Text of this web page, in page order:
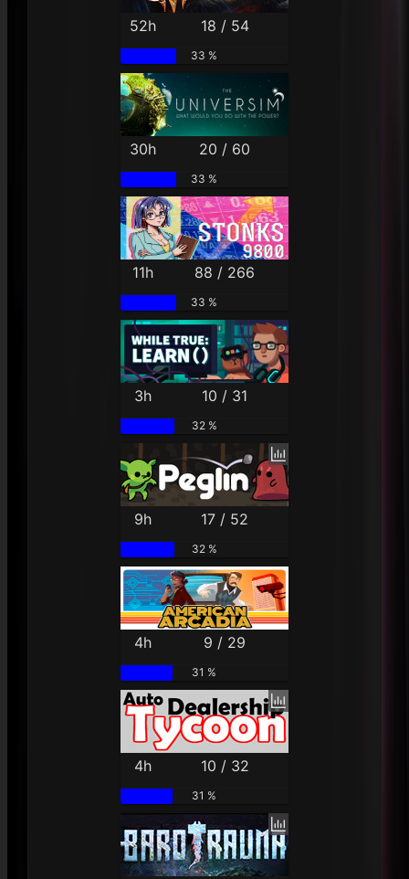
52h 18 / 54
33 %
30h 20 / 60
33 %
11h 88 / 266
33 %
3h 10 / 31
32 %
9h 17 / 52
32 %
4h 9 / 29
31 %
4h 10 / 32
31 %